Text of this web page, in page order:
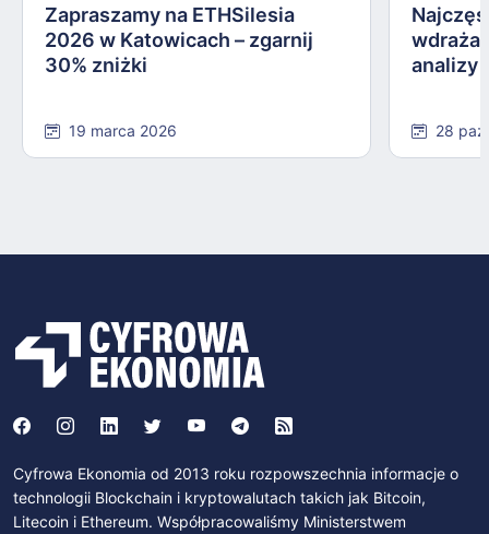
Zapraszamy na ETHSilesia
2026 w Katowicach – zgarnij
30% zniżki
19 marca 2026
analizy
28
Cyfrowa Ekonomia od 2013 roku rozpowszechnia informacje o
technologii Blockchain i kryptowalutach takich jak Bitcoin,
Litecoin i Ethereum. Współpracowaliśmy Ministerstwem